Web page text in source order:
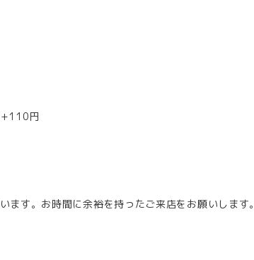
+110円
す。お時間に余裕を持ったご来店をお願いします。